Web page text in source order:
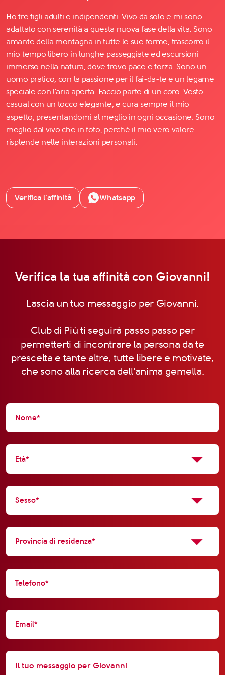
Ho tre figli adulti e indipendenti. Vivo da solo e mi sono
adattato con serenità a questa nuova fase della vita. Sono
amante della montagna in tutte le sue forme, trascorro il
mio tempo libero in lunghe passeggiate ed escursioni
immerso nella natura, dove trovo pace e forza. Sono un
uomo pratico, con la passione per il fai-da-te e un legame
speciale con l'aria aperta. Faccio parte di un coro. Vesto
casual con un tocco elegante, e cura sempre il mio
aspetto, presentandomi al meglio in ogni occasione. Sono
meglio dal vivo che in foto, perché il mio vero valore
risplende nelle interazioni personali.
Verifica l’affinità Whatsapp
Verifica la tua affinità con Giovanni!
Lascia un tuo messaggio per Giovanni.
Club di Più ti seguirà passo passo per
permetterti di incontrare la persona da te
prescelta e tante altre, tutte libere e motivate,
che sono alla ricerca dell'anima gemella.